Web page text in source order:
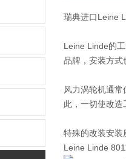
瑞典进口Leine
Leine Linde的
品牌，安装方式
风力涡轮机通
此，一切使改造
特殊的改装安装
Leine Linde